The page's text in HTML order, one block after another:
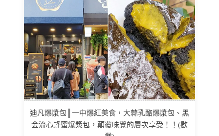
迪凡爆漿包║一中爆紅美食，大蒜乳酪爆漿包、黑
金流心蜂蜜爆漿包，顛覆味覺的層次享受！！(歇